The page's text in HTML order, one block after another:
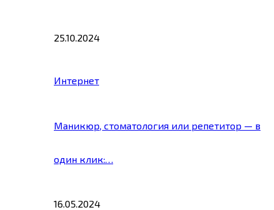
25.10.2024
Интернет
Маникюр, стоматология или репетитор — в
один клик:…
16.05.2024